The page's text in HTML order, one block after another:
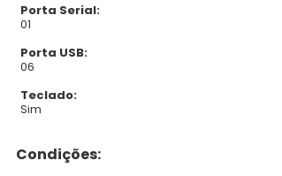
Porta Serial:
01
Porta USB:
06
Teclado:
Sim
Condições: